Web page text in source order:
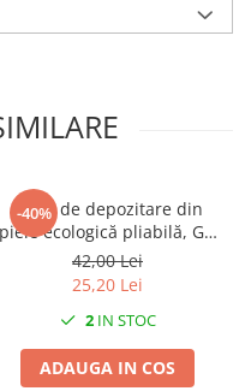
-40%
Cutie de depozitare din
piele ecologică pliabilă, Gri
- Hazel
42,00 Lei
25,20 Lei
2IN STOC
ADAUGA IN COS